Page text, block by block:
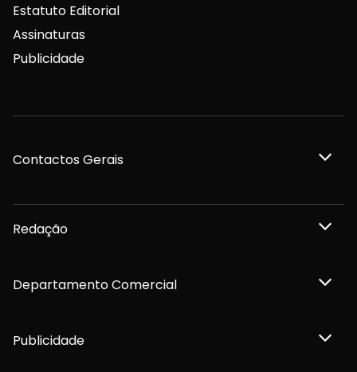
Estatuto Editorial
Assinaturas
Publicidade
Contactos Gerais
Redação
Departamento Comercial
Publicidade